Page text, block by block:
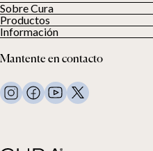
Sobre Cura
Sobre nosotros
Nuestros clientes
Productos
Todos los productos
Edredones con peso
Ropa de cama
Almohadas y más
Información
Términos y condiciones
FAQ
Contacto
Mantente en contacto